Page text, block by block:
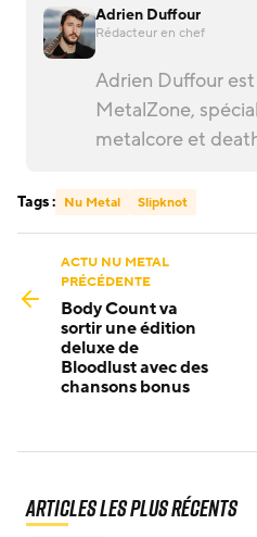
Adrien Duffour
Rédacteur en chef
Adrien Duffour
MetalZone,
metalcore et
Tags : Nu Metal Slipknot
ACTU NU METAL
PRÉCÉDENTE
Body Count va
sortir une édition
deluxe de
Bloodlust avec des
chansons bonus
Articles les plus récents